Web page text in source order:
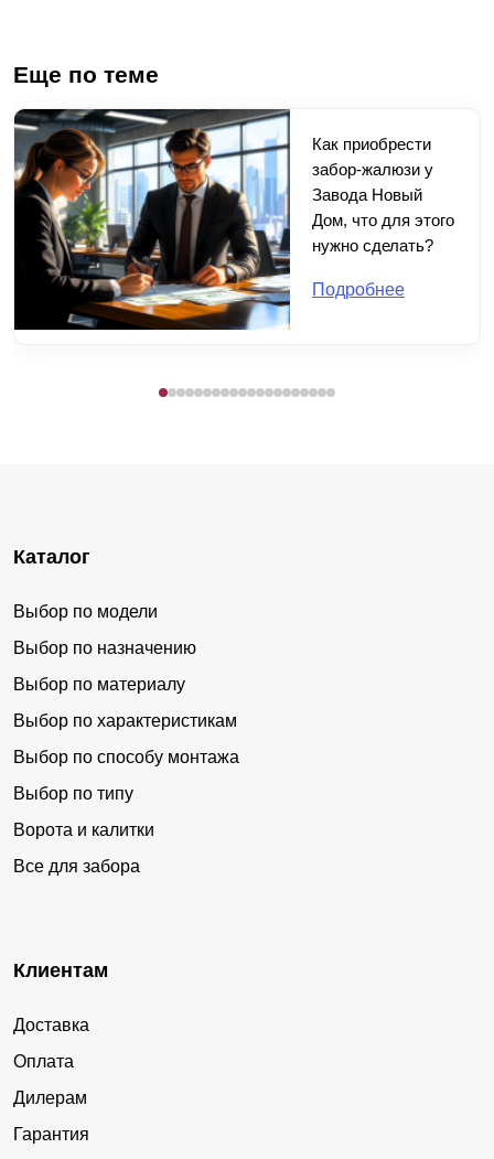
Еще по теме
Как приобрести
забор-жалюзи у
Завода Новый
Дом, что для этого
нужно сделать?
Подробнее
Каталог
Выбор по модели
Выбор по назначению
Выбор по материалу
Выбор по характеристикам
Выбор по способу монтажа
Выбор по типу
Ворота и калитки
Все для забора
Клиентам
Доставка
Оплата
Дилерам
Гарантия